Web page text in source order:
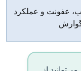
عفونت و عملکرد
گوارش